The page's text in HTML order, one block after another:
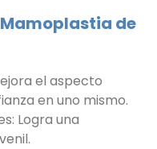
de
el aspecto
en uno mismo.
Logra una